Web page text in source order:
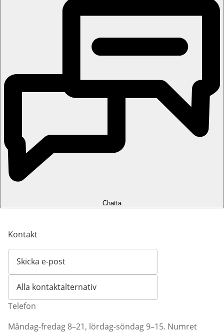
Chatta
Kontakt
Skicka e-post
Öppnar e-postklient
Alla kontaktalternativ
Telefon
Måndag-fredag 8–21, lördag-söndag 9–15. Numret